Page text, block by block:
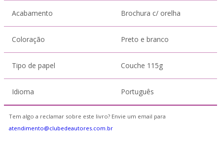
Acabamento Brochura c/ orelha
Coloração Preto e branco
Tipo de papel Couche 115g
Idioma Português
Tem algo a reclamar sobre este livro? Envie um email para
atendimento@clubedeautores.com.br